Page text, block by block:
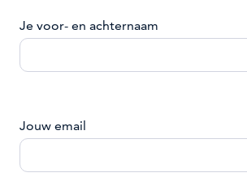
Je voor- en achternaam
Jouw email